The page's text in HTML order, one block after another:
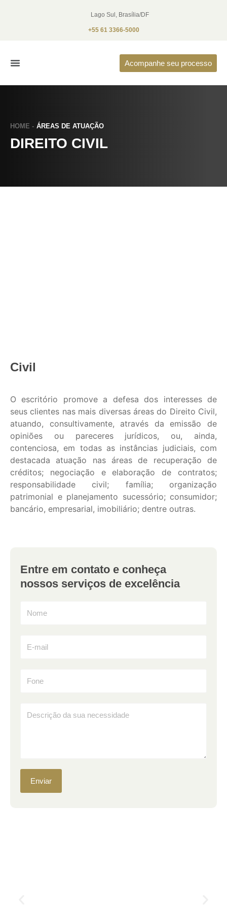
Lago Sul, Brasília/DF
+55 61 3366-5000
Acompanhe seu processo
HOME - ÁREAS DE ATUAÇÃO
DIREITO CIVIL
Civil
O escritório promove a defesa dos interesses de
seus clientes nas mais diversas áreas do Direito Civil,
atuando, consultivamente, através da emissão de
opiniões ou pareceres jurídicos, ou, ainda,
contenciosa, em todas as instâncias judiciais, com
destacada atuação nas áreas de recuperação de
créditos; negociação e elaboração de contratos;
responsabilidade civil; família; organização
patrimonial e planejamento sucessório; consumidor;
bancário, empresarial, imobiliário; dentre outras.
Entre em contato e conheça
nossos serviços de excelência
Enviar